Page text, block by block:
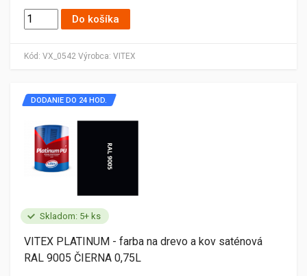
Kód: VX_0542 Výrobca: VITEX
Do košíka
Skladom: 5+ ks
DODANIE DO 24 HOD.
VITEX PLATINUM - farba na drevo a kov saténová
RAL 9005 ČIERNA 0,75L